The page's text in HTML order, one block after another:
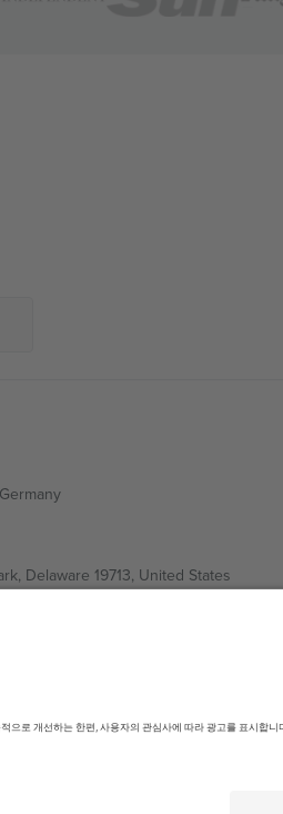
Delaware 19713, United States
55, 1606 Sofia, Bulgaria
06700 Ciudad de México,